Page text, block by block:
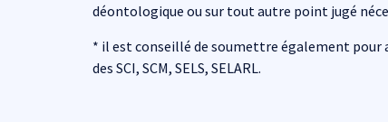
déontologique ou sur tout autre point jugé
* il est conseillé de soumettre également
des SCI, SCM, SELS, SELARL.